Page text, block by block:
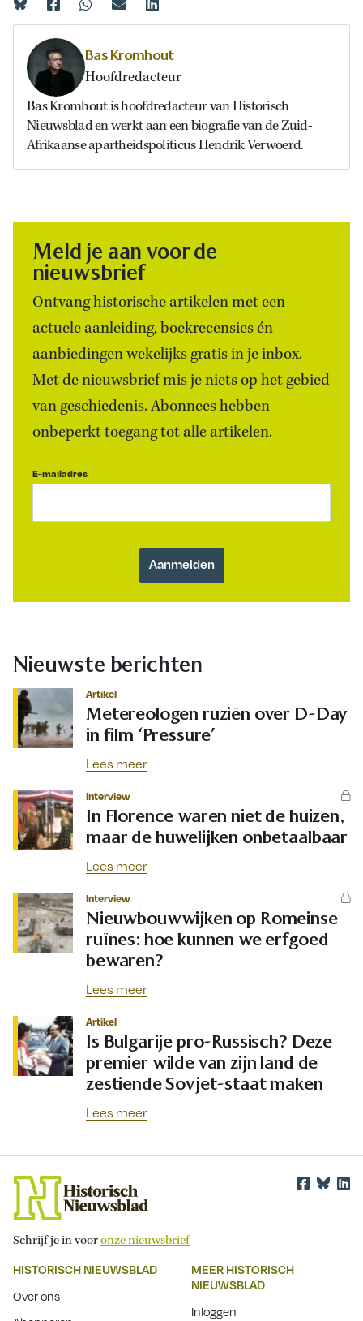
Bas Kromhout
Hoofdredacteur
Bas Kromhout is hoofdredacteur van Historisch
Nieuwsblad en werkt aan een biografie van de Zuid-
Afrikaanse apartheidspoliticus Hendrik Verwoerd.
Meld je aan voor de
nieuwsbrief
Ontvang historische artikelen met een
actuele aanleiding, boekrecensies én
aanbiedingen wekelijks gratis in je inbox.
Met de nieuwsbrief mis je niets op het gebied
van geschiedenis. Abonnees hebben
onbeperkt toegang tot alle artikelen.
E-mailadres
Nieuwste berichten
Artikel
Metereologen ruziën over D-Day
in film ‘Pressure’
Lees meer
Interview
In Florence waren niet de huizen,
maar de huwelijken onbetaalbaar
Lees meer
Interview
Nieuwbouwwijken op Romeinse
ruïnes: hoe kunnen we erfgoed
bewaren?
Lees meer
Artikel
Is Bulgarije pro-Russisch? Deze
premier wilde van zijn land de
zestiende Sovjet-staat maken
Lees meer
Schrijf je in vooronze nieuwsbrief
HISTORISCH NIEUWSBLAD
Over ons
MEER HISTORISCH
NIEUWSBLAD
Inloggen